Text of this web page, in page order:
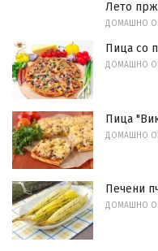
Лето
ДОМАШНО
Пица со
ДОМАШНО
Пица
ДОМАШНО
Печени
ДОМАШНО